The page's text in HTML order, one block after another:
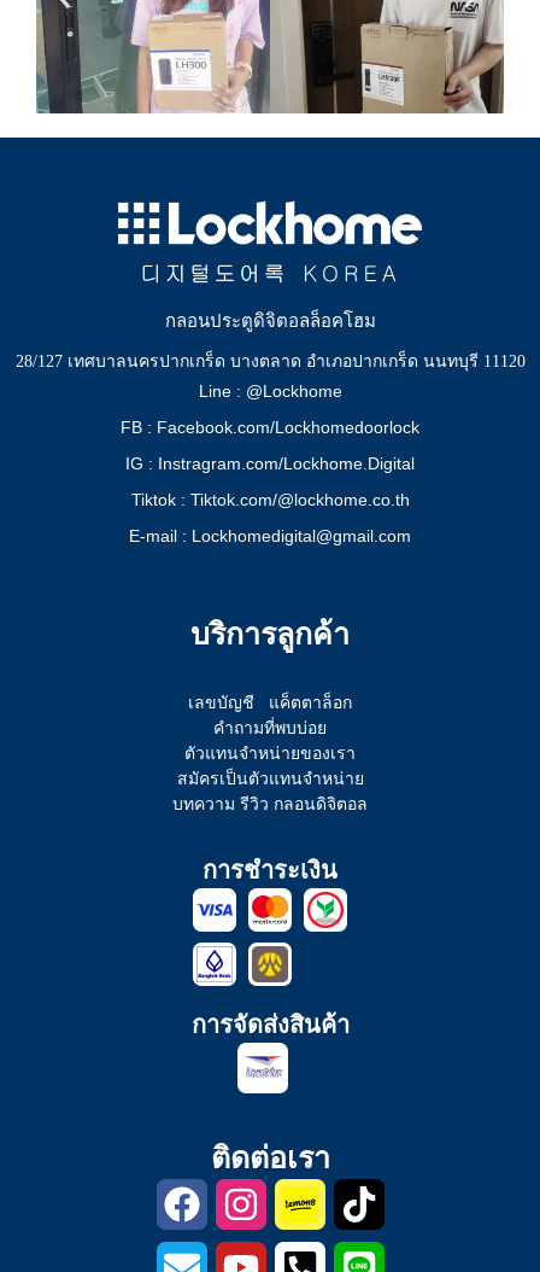
กลอนประตูดิจิตอลล็อคโฮม
28/127 เทศบาลนครปากเกร็ด บางตลาด อำเภอปากเกร็ด นนทบุรี 11120
Line : @Lockhome
FB : Facebook.com/Lockhomedoorlock
IG : Instragram.com/Lockhome.Digital
Tiktok : Tiktok.com/@lockhome.co.th
E-mail : Lockhomedigital@gmail.com
บริการลูกค้า
เลขบัญชี
แค็ตตาล็อก
คำถามที่พบบ่อย
ตัวแทนจำหน่ายของเรา
สมัครเป็นตัวแทนจำหน่าย
บทความ รีวิว กลอนดิจิตอล
การชำระเงิน
การจัดส่งสินค้า
ติดต่อเรา